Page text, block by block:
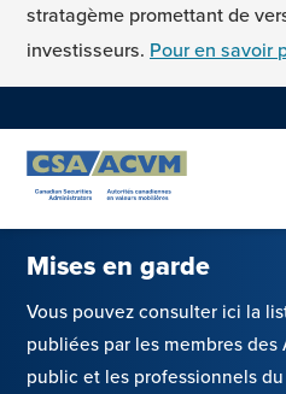
stratagème promettant de
investisseurs. Pour en savoir
Mises en garde
Vous pouvez consulter ici la
publiées par les membres des
public et les professionnels